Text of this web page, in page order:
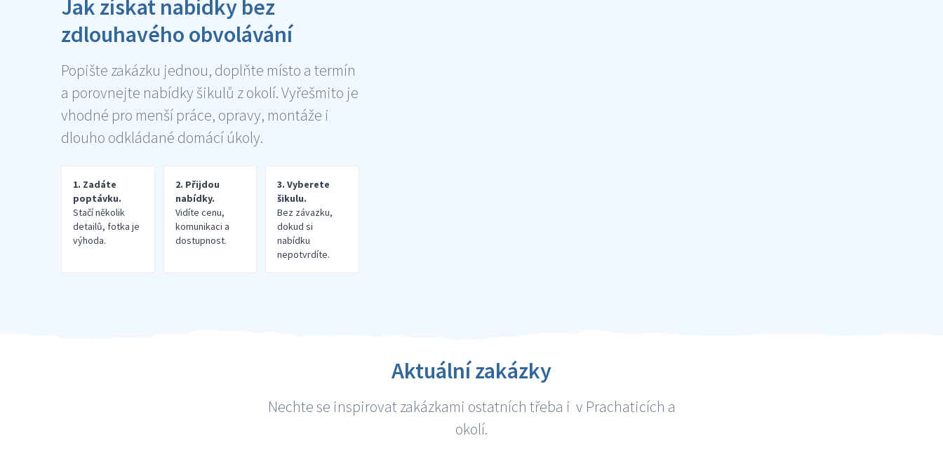
Jak získat nabídky bez
zdlouhavého obvolávání
Popište zakázku jednou, doplňte místo a termín
a porovnejte nabídky šikulů z okolí. Vyřešmito je
vhodné pro menší práce, opravy, montáže i
dlouho odkládané domácí úkoly.
1. Zadáte
poptávku.
Stačí několik
detailů, fotka je
výhoda.
2. Přijdou
nabídky.
Vidíte cenu,
komunikaci a
dostupnost.
3. Vyberete
šikulu.
Bez závazku,
dokud si
nabídku
nepotvrdíte.
Aktuální zakázky
Nechte se inspirovat zakázkami ostatních třeba i v Prachaticích a
okolí.